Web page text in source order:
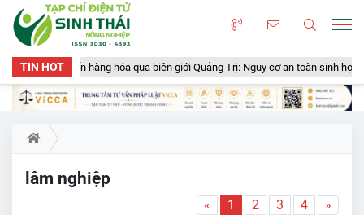
TIN HOT
gần 50 tấn hàng hóa qua biên giới Quảng Trị: Nguy cơ an toàn sinh học, an
lâm nghiệp
« 1 2 3 4 »